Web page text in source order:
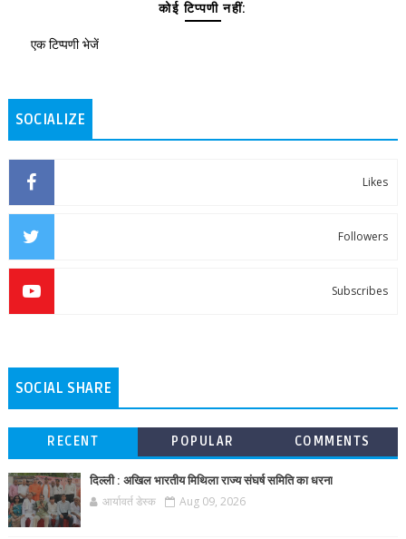
कोई टिप्पणी नहीं:
एक टिप्पणी भेजें
SOCIALIZE
Likes
Followers
Subscribes
SOCIAL SHARE
RECENT POPULAR COMMENTS
दिल्ली : अखिल भारतीय मिथिला राज्य संघर्ष समिति का धरना
आर्यावर्त डेस्क Aug 09, 2026